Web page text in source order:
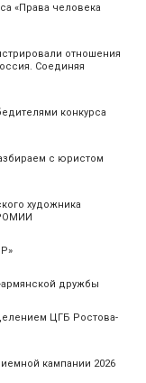
«Права человека
отношения
Соединяя
конкурса
с юристом
художника
армянской дружбы
ЦГБ Ростова-
кампании 2026